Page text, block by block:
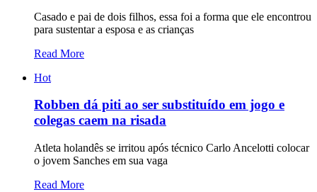
Casado e pai de dois filhos, essa foi a forma que ele encontrou
para sustentar a esposa e as crianças
Read More
Hot
Robben dá piti ao ser substituído em jogo e
colegas caem na risada
Atleta holandês se irritou após técnico Carlo Ancelotti colocar
o jovem Sanches em sua vaga
Read More